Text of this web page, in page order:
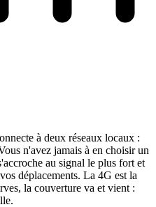
à deux réseaux locaux :
n'avez jamais à en choisir un
au signal le plus fort et
déplacements. La 4G est la
la couverture va et vient :